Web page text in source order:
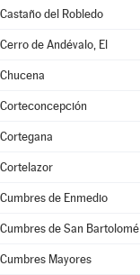
Castaño del Robledo
Cerro de Andévalo, El
Chucena
Corteconcepción
Cortegana
Cortelazor
Cumbres de Enmedio
Cumbres de San Bartolomé
Cumbres Mayores